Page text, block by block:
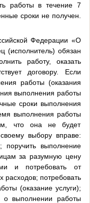
работы в течение 7
сроки не получен.
Федерации «О
(исполнитель) обязан
работу, оказать
договору. Если
работы (оказания
выполнения работы
сроки выполнения
выполнения работы
что она не будет
выбору вправе:
поручить выполнение
за разумную цену
и потребовать от
потребовать
(оказание услуги);
о выполнении работы